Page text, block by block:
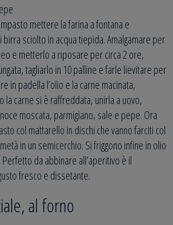
mettere la farina a fontana e
birra sciolto in acqua tiepida. Amalgamare per
e metterlo a riposare per circa 2 ore,
tagliarlo in 10 palline e farle lievitare per
in padella l’olio e la carne macinata,
la carne si è raffreddata, unirla a uovo,
moscata, parmigiano, sale e pepe. Ora
col mattarello in dischi che vanno farciti col
in un semicerchio. Si friggono infine in olio
da abbinare all’aperitivo è il
fresco e dissetante.
al forno